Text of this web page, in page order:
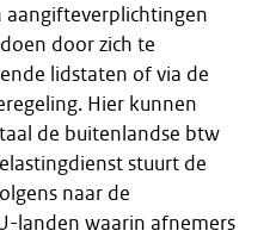
aangifteverplichtingen
door zich te
lidstaten of via de
Hier kunnen
de buitenlandse btw
stuurt de
naar de
landen waarin afnemers